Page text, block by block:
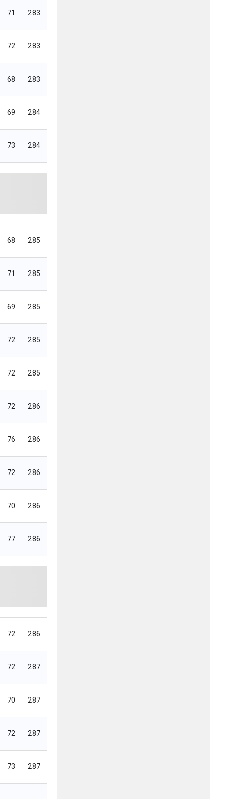
71 283
72 283
68 283
69 284
73 284
68 285
71 285
69 285
72 285
72 285
72 286
76 286
72 286
70 286
77 286
72 286
72 287
70 287
72 287
73 287